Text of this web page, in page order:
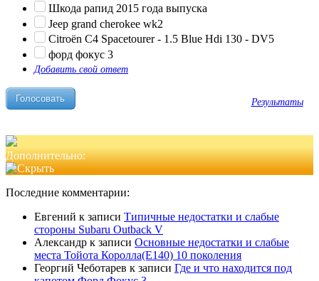
Шкода рапид 2015 года выпуска
Jeep grand cherokee wk2
Citroën C4 Spacetourer - 1.5 Blue Hdi 130 - DV5
форд фокус 3
Добавить свой ответ
Результаты
Дополнительно:
Последние комментарии:
Евгений к записи Типичные недостатки и слабые
стороны Subaru Outback V
Александр к записи Основные недостатки и слабые
места Тойота Королла(Е140) 10 поколения
Георгий Чеботарев к записи Где и что находится под